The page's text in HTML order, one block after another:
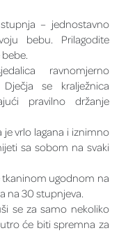
– jednostavno
bebu. Prilagodite
ravnomjerno
se kralježnica
pravilno držanje
vrlo lagana i iznimno
sa sobom na svaki
tkaninom ugodnom na
na 30 stupnjeva.
se za samo nekoliko
će biti spremna za